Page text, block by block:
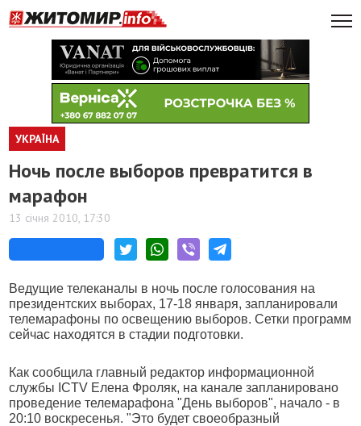
УКРАЇНА
Ночь после выборов превратится в
марафон
13 січня 2010, 17:30
Ведущие телеканалы в ночь после голосования на
президентских выборах, 17-18 января, запланировали
телемарафоны по освещению выборов. Сетки программ
сейчас находятся в стадии подготовки.
Как сообщила главный редактор информационной
службы ICTV Елена Фроляк, на канале запланировано
проведение телемарафона "День выборов", начало - в
20:10 воскресенья. "Это будет своеобразный